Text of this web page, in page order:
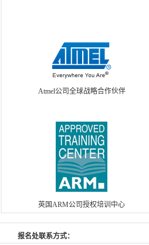
Atmel公司全球战略合作伙伴
英国ARM公司授权培训中心
报名处联系方式：